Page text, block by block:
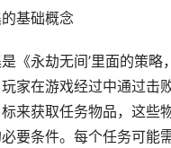
基础概念
《永劫无间’里面的策略
家在游戏经过中通过击
来获取任务物品，这些
要条件。每个任务可能